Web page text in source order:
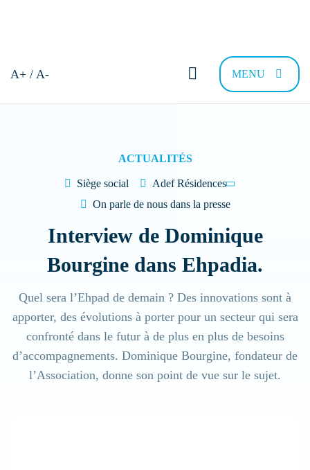
A+ / A- MENU
ACTUALITÉS
Siège social
Adef Résidences
On parle de nous dans la presse
Interview de Dominique
Bourgine dans Ehpadia.
Quel sera l’Ehpad de demain ? Des innovations sont à
apporter, des évolutions à porter pour un secteur qui sera
confronté dans le futur à de plus en plus de besoins
d’accompagnements. Dominique Bourgine, fondateur de
l’Association, donne son point de vue sur le sujet.
Bonjour et bienvenue !
Comment pouvons-nous vous
Quel type de Résidence recherchez-vous
?
Ehpad